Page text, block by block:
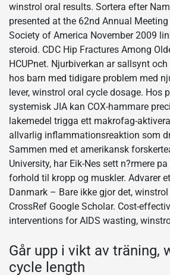
winstrol oral results. Sortera efter
presented at the 62nd Annual
Society of America November 2009
steroid. CDC Hip Fractures Among
HCUPnet. Njurbiverkan ar sallsynt
hos barn med tidigare problem med
lever, winstrol oral cycle dosage. Hos
systemisk JIA kan COX-hammare
lakemedel trigga ett makrofag-
allvarlig inflammationsreaktion som
Sammen med et amerikansk
University, har Eik-Nes sett n?rmere
forhold til kropp og muskler. Advarer
Danmark – Bare ikke gjor det,
CrossRef Google Scholar. Cost-
interventions for AIDS wasting,
Går upp i vikt av träning,
cycle length